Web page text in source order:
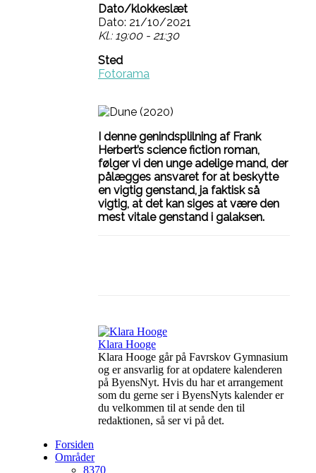
Dato/klokkeslæt
Dato: 21/10/2021
Kl.: 19:00 - 21:30
Sted
Fotorama
I denne genindsplilning af Frank
Herbert’s science fiction roman,
følger vi den unge adelige mand, der
pålægges ansvaret for at beskytte
en vigtig genstand, ja faktisk så
vigtig, at det kan siges at være den
mest vitale genstand i galaksen.
Klara Hooge
Klara Hooge går på Favrskov Gymnasium
og er ansvarlig for at opdatere kalenderen
på ByensNyt. Hvis du har et arrangement
som du gerne ser i ByensNyts kalender er
du velkommen til at sende den til
redaktionen, så ser vi på det.
Forsiden
Områder
8370